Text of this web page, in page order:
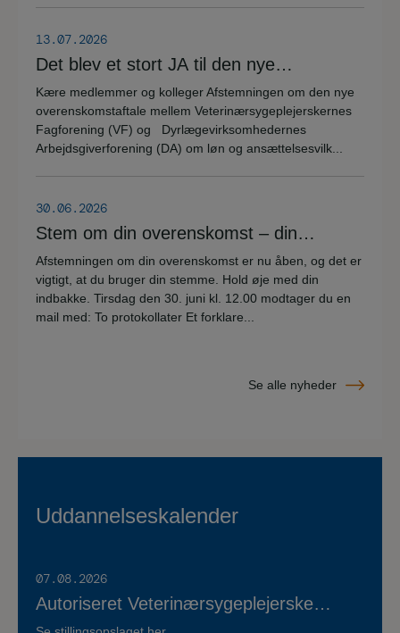
13.07.2026
Det blev et stort JA til den nye
overenskomstaftale
Kære medlemmer og kolleger Afstemningen om den nye
overenskomstaftale mellem Veterinærsygeplejerskernes
Fagforening (VF) og Dyrlægevirksomhedernes
Arbejdsgiverforening (DA) om løn og ansættelsesvilk...
30.06.2026
Stem om din overenskomst – din
stemme er vigtig!
Afstemningen om din overenskomst er nu åben, og det er
vigtigt, at du bruger din stemme. Hold øje med din
indbakke. Tirsdag den 30. juni kl. 12.00 modtager du en
mail med: To protokollater Et forklare...
Se alle nyheder
Uddannelseskalender
07.08.2026
Autoriseret Veterinærsygeplejerske
søges til fuldtidsstilling hos Vestermose